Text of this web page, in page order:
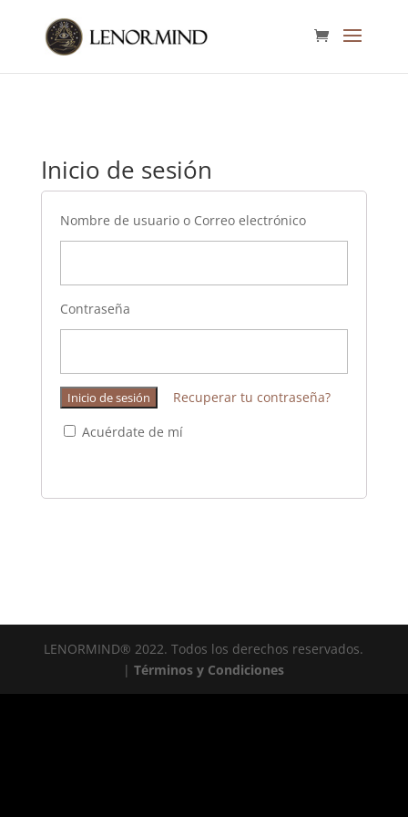
Inicio de sesión
Nombre de usuario o Correo electrónico
Contraseña
Recuperar tu contraseña?
Acuérdate de mí
LENORMIND®️ 2022. Todos los derechos reservados.
|Términos y Condiciones